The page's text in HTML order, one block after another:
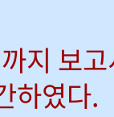
지 보
하였다.